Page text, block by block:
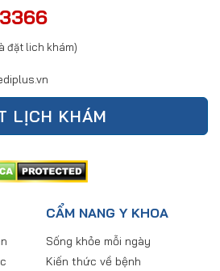
đặt lich khám)
LỊCH KHÁM
CẨM NANG Y KHOA
Sống khỏe mỗi ngày
Kiến thức về bệnh